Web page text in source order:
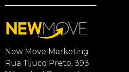
New Move Marketing
Rua Tijuco Preto, 393